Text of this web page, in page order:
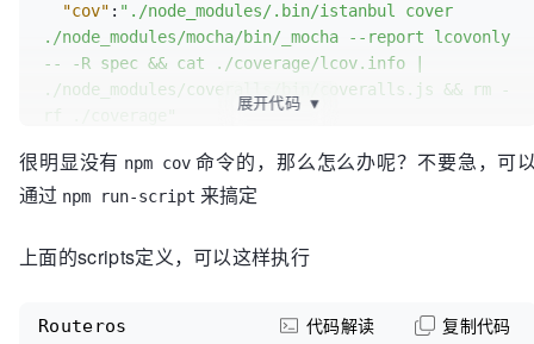
"cov" : "./node_modules/.bin/istanbul cover
./node_modules/mocha/bin/_mocha --report lcovonly
-- -R spec && cat ./coverage/lcov.info |
./node_modules/coveralls/bin/coveralls.js && rm -
展开代码 ▼
很明显没有 npm cov 命令的，那么怎么办呢？不要急，可
通过 npm run-script 来搞定
上面的scripts定义，可以这样执行
Routeros 代码解读 复制代码